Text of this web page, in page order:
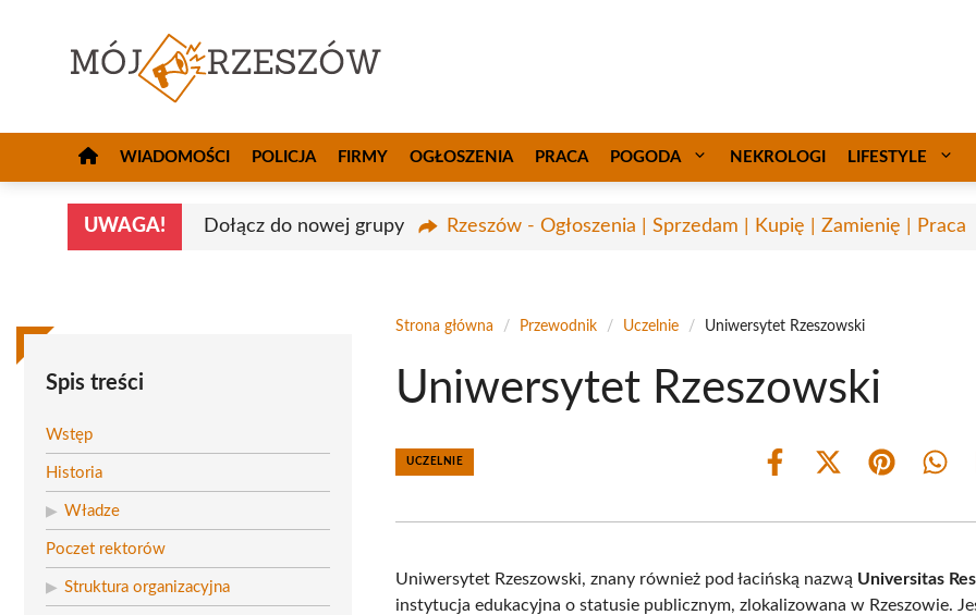
WIADOMOŚCI POLICJA FIRMY OGŁOSZENIA PRACA POGODA NEKROLOGI LIFESTYLE
UWAGA! Dołącz do nowej grupy Rzeszów - Ogłoszenia | Sprzedam | Kupię | Zamienię | Praca
Spis treści
Wstęp
Historia
Władze
Poczet rektorów
Struktura organizacyjna
Strona główna / Przewodnik / Uczelnie / Uniwersytet Rzeszowski
Uniwersytet Rzeszowski
UCZELNIE
Share
Share
(Twitter)
Share Share
Uniwersytet Rzeszowski, znany również pod łacińską nazwą Universitas
instytucja edukacyjna o statusie publicznym, zlokalizowana w Rzeszowie.